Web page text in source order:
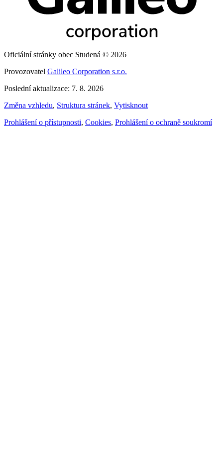
Oficiální stránky obec Studená © 2026
Provozovatel Galileo Corporation s.r.o.
Poslední aktualizace: 7. 8. 2026
Změna vzhledu, Struktura stránek, Vytisknout
Prohlášení o přístupnosti, Cookies, Prohlášení o ochraně soukromí